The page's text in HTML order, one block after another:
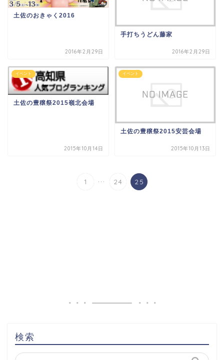
土佐のおきゃく2016
2016年2月29日
手打ちうどん藤家
2016年2月29日
イベント
土佐の豊穣祭2015嶺北会場
2015年10月14日
イベント
土佐の豊穣祭2015安芸会場
2015年10月13日
1 ... 24 25
検索